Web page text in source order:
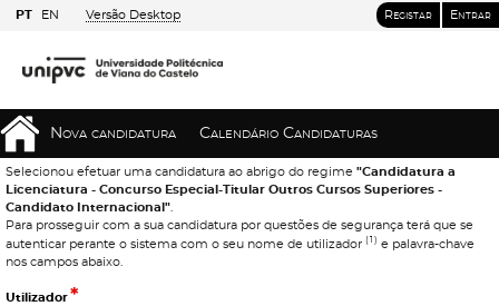
PT EN Versão Desktop Registar Entrar
Nova candidatura Calendário Candidaturas
Selecionou efetuar uma candidatura ao abrigo do regime "Candidatura a
Licenciatura - Concurso Especial-Titular Outros Cursos Superiores -
Candidato Internacional"
Para prosseguir com a sua candidatura por questões de segurança terá que se
autenticar perante o sistema com o seu nome de utilizador (1) e palavra-chave
nos campos abaixo.
Utilizador*